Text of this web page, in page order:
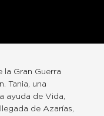
Gran Guerra
Tania, una
ayuda de Vida,
de Azarías,